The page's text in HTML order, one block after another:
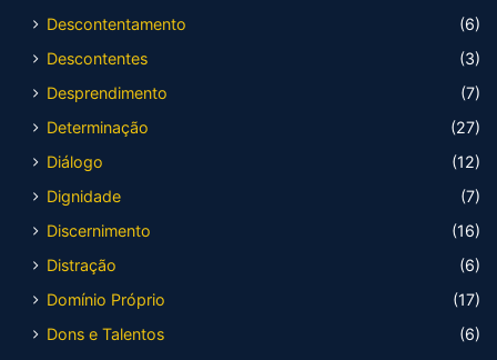
Descontentamento
(6)
Descontentes
(3)
Desprendimento
(7)
Determinação
(27)
Diálogo
(12)
Dignidade
(7)
Discernimento
(16)
Distração
(6)
Domínio Próprio
(17)
Dons e Talentos
(6)